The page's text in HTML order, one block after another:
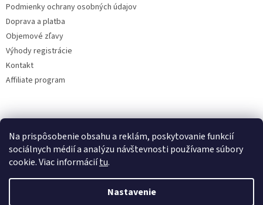
Na prispôsobenie obsahu a reklám, poskytovanie funkcií
sociálnych médií a analýzu návštevnosti používame súbory
cookie. Viac informáciítu.
Nastavenie
Podmienky ochrany osobných údajov
Doprava a platba
Objemové zľavy
Výhody registrácie
Kontakt
Affiliate program